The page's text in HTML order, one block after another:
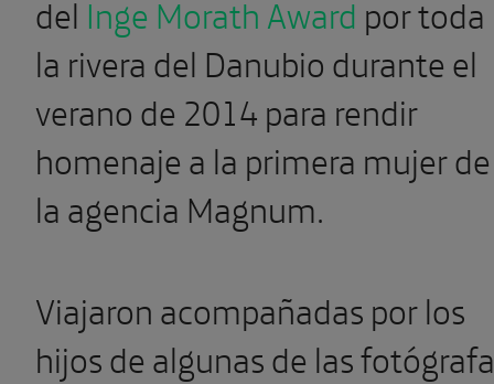
del Inge Morath Award por toda
la rivera del Danubio durante el
verano de 2014 para rendir
homenaje a la primera mujer de
la agencia Magnum.
Viajaron acompañadas por los
hijos de algunas de las